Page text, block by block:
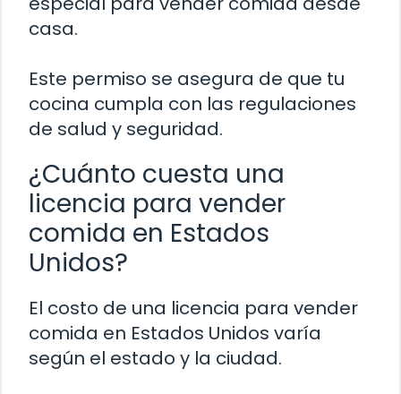
casa.
Este permiso se asegura de que tu
cocina cumpla con las regulaciones
de salud y seguridad.
¿Cuánto cuesta una
licencia para vender
comida en Estados
Unidos?
El costo de una licencia para vender
comida en Estados Unidos varía
según el estado y la ciudad.